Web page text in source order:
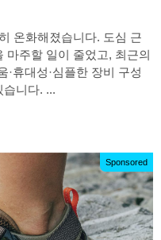
온화해졌습니다. 도심 근
마주할 일이 줄었고, 최근의
·휴대성·심플한 장비 구성
니다. ...
Sponsored